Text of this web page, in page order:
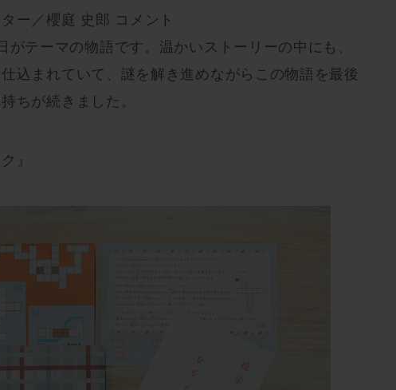
ー／櫻庭 史郎 コメント
がテーマの物語です。温かいストーリーの中にも、
込まれていて、謎を解き進めながらこの物語を最後
ちが続きました。
』